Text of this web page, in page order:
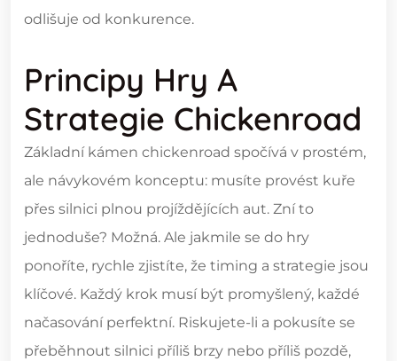
odlišuje od konkurence.
Principy Hry A
Strategie Chickenroad
Základní kámen chickenroad spočívá v prostém,
ale návykovém konceptu: musíte provést kuře
přes silnici plnou projíždějících aut. Zní to
jednoduše? Možná. Ale jakmile se do hry
ponoříte, rychle zjistíte, že timing a strategie jsou
klíčové. Každý krok musí být promyšlený, každé
načasování perfektní. Riskujete-li a pokusíte se
přeběhnout silnici příliš brzy nebo příliš pozdě,